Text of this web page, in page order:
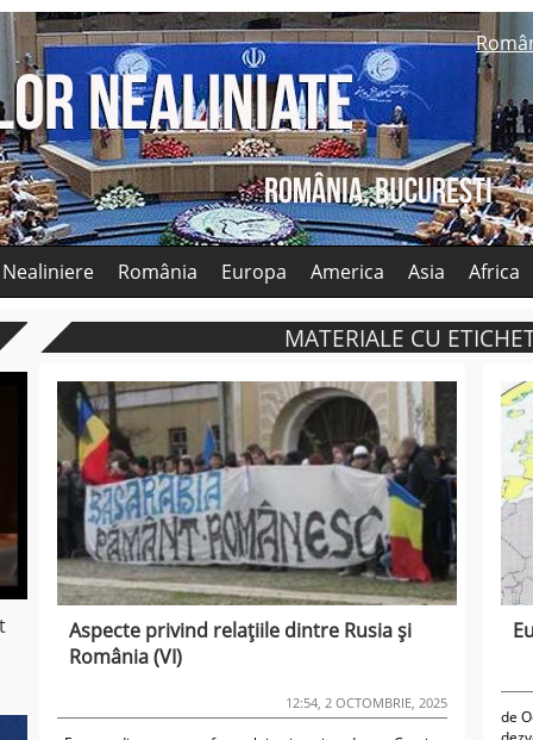
România Europa America Asia Africa
MATERIALE CU
Aspecte privind relațiile dintre Rusia și
România (VI)
12:54, 2 OCTOMBRIE, 2025
de